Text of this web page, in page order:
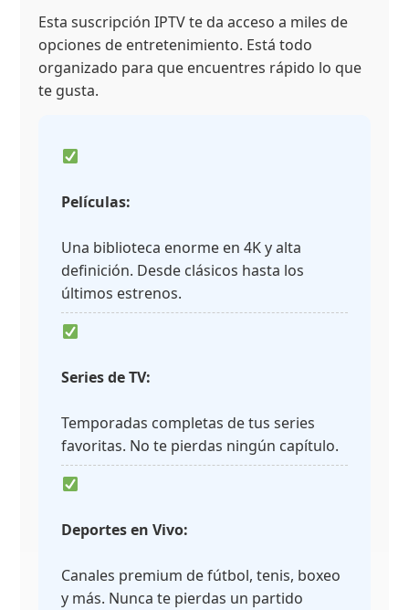
Esta suscripción IPTV te da acceso a miles de
opciones de entretenimiento. Está todo
organizado para que encuentres rápido lo que
te gusta.
Películas:
Una biblioteca enorme en 4K y alta
definición. Desde clásicos hasta los
últimos estrenos.
Series de TV:
Temporadas completas de tus series
favoritas. No te pierdas ningún capítulo.
Deportes en Vivo:
Canales premium de fútbol, tenis, boxeo
y más. Nunca te pierdas un partido